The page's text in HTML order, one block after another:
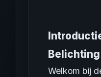
Belichting
Welkom bij